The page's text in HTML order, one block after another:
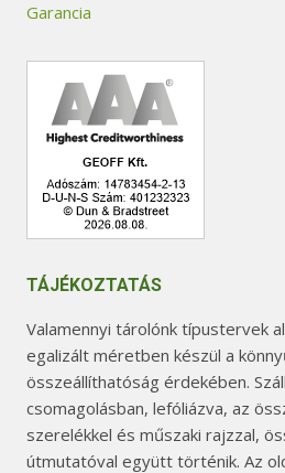
Garancia
TÁJÉKOZTATÁS
Valamennyi tárolónk típustervek
egalizált méretben készül a
összeállíthatóság érdekében.
csomagolásban, lefóliázva, az
szerelékkel és műszaki rajzzal,
útmutatóval együtt történik. Az